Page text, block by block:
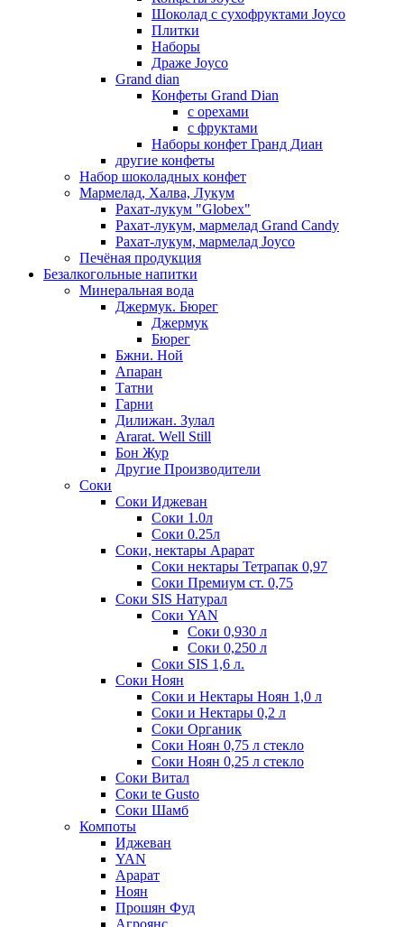
Шоколад с сухофруктами Joyco
Плитки
Наборы
Драже Joyco
Grand dian
Конфеты Grand Dian
с орехами
с фруктами
Наборы конфет Гранд Диан
другие конфеты
Набор шоколадных конфет
Мармелад, Халва, Лукум
Рахат-лукум "Globex"
Рахат-лукум, мармелад Grand Candy
Рахат-лукум, мармелад Joyco
Печёная продукция
Безалкогольные напитки
Минеральная вода
Джермук. Бюрег
Джермук
Бюрег
Бжни. Ной
Апаран
Татни
Гарни
Дилижан. Зулал
Ararat. Well Still
Бон Жур
Другие Производители
Соки
Соки Иджеван
Соки 1.0л
Соки 0.25л
Соки, нектары Арарат
Соки нектары Тетрапак 0,97
Соки Премиум ст. 0,75
Соки SIS Натурал
Соки YAN
Соки 0,930 л
Соки 0,250 л
Соки SIS 1,6 л.
Соки Ноян
Соки и Нектары Ноян 1,0 л
Соки и Нектары 0,2 л
Соки Органик
Соки Ноян 0,75 л стекло
Соки Ноян 0,25 л стекло
Соки Витал
Соки te Gusto
Соки Шамб
Компоты
Иджеван
YAN
Арарат
Ноян
Прошян Фуд
Агроянс